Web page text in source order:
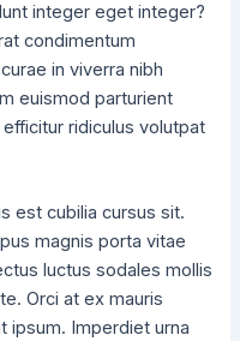
integer eget integer?
condimentum
in viverra nibh
euismod parturient
ridiculus volutpat
est cubilia cursus sit.
magnis porta vitae
luctus sodales mollis
Orci at ex mauris
ipsum. Imperdiet urna